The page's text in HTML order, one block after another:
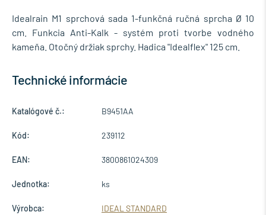
Idealrain M1 sprchová sada 1-funkčná ručná sprcha Ø 10
cm. Funkcia Anti-Kalk - systém proti tvorbe vodného
kameňa. Otočný držiak sprchy. Hadica "Idealflex" 125 cm.
Technické informácie
Katalógové č.: B9451AA
Kód: 239112
EAN: 3800861024309
Jednotka: ks
Výrobca: IDEAL STANDARD